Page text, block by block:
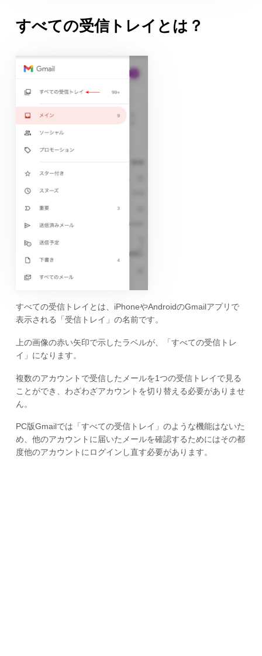
すべての受信トレイとは？
すべての受信トレイとは、iPhoneやAndroidのGmailアプリで
表示される「受信トレイ」の名前です。
上の画像の赤い矢印で示したラベルが、「すべての受信トレ
イ」になります。
複数のアカウントで受信したメールを1つの受信トレイで見る
ことができ、わざわざアカウントを切り替える必要がありませ
ん。
PC版Gmailでは「すべての受信トレイ」のような機能はないた
め、他のアカウントに届いたメールを確認するためにはその都
度他のアカウントにログインし直す必要があります。